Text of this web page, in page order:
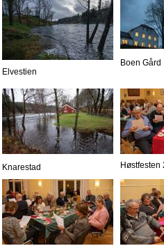
Elvestien
Boen Gård
Knarestad Høstfesten